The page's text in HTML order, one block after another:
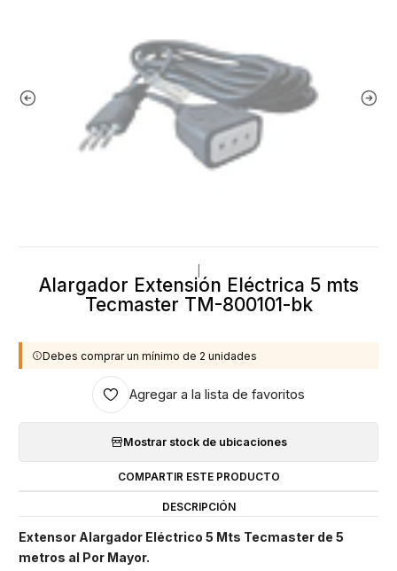
Alargador Extensión Eléctrica 5 mts
Tecmaster TM-800101-bk
Debes comprar un mínimo de 2 unidades
Agregar a la lista de favoritos
Mostrar stock de ubicaciones
COMPARTIR ESTE PRODUCTO
DESCRIPCIÓN
Extensor Alargador Eléctrico 5 Mts Tecmaster de 5
metros al Por Mayor.